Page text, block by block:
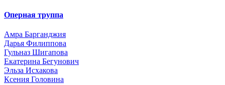
Оперная труппа
Амра Барганджия
Дарья Филиппова
Гульназ Шигапова
Екатерина Бегунович
Эльза Исхакова
Ксения Головина